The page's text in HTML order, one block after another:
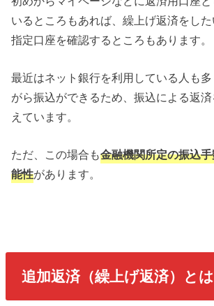
いるところもあれば、繰上げ返済をし
指定口座を確認するところもあります。
最近はネット銀行を利用している人も
がら振込ができるため、振込による返
えています。
ただ、この場合も金融機関所定の振込
能性があります。
追加返済（繰上げ返済）とは